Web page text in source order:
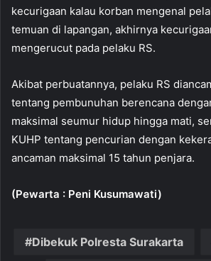
kecurigaan kalau korban mengenal
temuan di lapangan, akhirnya
mengerucut pada pelaku RS.
Akibat perbuatannya, pelaku RS
tentang pembunuhan berencana
maksimal seumur hidup hingga mati,
KUHP tentang pencurian dengan
ancaman maksimal 15 tahun penjara.
(Pewarta : Peni Kusumawati)
Dibekuk Polresta Surakarta